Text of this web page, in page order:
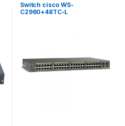
Switch cisco WS-
C2960+48TC-L